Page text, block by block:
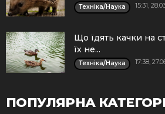
Техніка/Наука 15:31,
Що їдять качки на
їх не...
Техніка/Наука 17:38,
ПОПУЛЯРНА